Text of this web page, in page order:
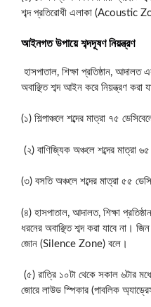
শব্দ প্রতিরোধী এলাকা (Acoustic
আইনগত উপায়ে শব্দদূষণ নিয়ন্ত্রণ
হাসপাতাল, শিক্ষা প্রতিষ্ঠান,
অবাঞ্ছিত শব্দ আইন করে নিয়ন্ত্রণ করা
(১) শিল্পাঞ্চলে শব্দের মাত্রা ৭৫
(২) বাণিজ্যিক অঞ্চলে শব্দের মাত্রা
(৩) বসতি অঞ্চলে শব্দের মাত্রা ৫৫
(৪) হাসপাতাল, আদালত, শিক্ষা
ধরনের অবাঞ্ছিত শব্দ করা যাবে না।
জোন (Silence Zone) বলে।
(৫) রাত্রি ১০টা থেকে সকাল ৬টার
জোরে লাউড স্পিকার (পাবলিক